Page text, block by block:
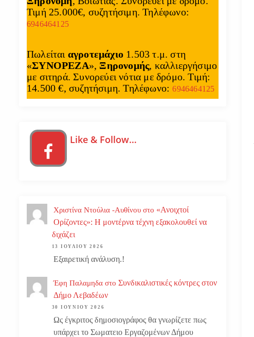
Τιμή 25.000€, συζητήσιμη. Τηλέφωνο:
6946464125
Πωλείται αγροτεμάχιο 1.503 τ.μ. στη
«ΣΥΝΟΡΕΖΑ», Ξηρονομής, καλλιεργήσιμο
με σιτηρά. Συνορεύει νότια με δρόμο. Τιμή:
14.500 €, συζητήσιμη. Τηλέφωνο:6946464125
Like & Follow…
Χριστίνα Ντούλια -Αυθίνου στο «Ανοιχτοί
Ορίζοντες»: Η μοντέρνα τέχνη εξακολουθεί να
διχάζει
13 ΙΟΥΛΊΟΥ 2026
Εξαιρετική ανάλυση.!
Έφη Παλαμηδα στο Συνδικαλιστικές κόντρες στον
Δήμο Λεβαδέων
30 ΙΟΥΝΊΟΥ 2026
Ως έγκριτος δημοσιογράφος θα γνωρίζετε πως
υπάρχει το Σωματειο Εργαζομένων Δήμου